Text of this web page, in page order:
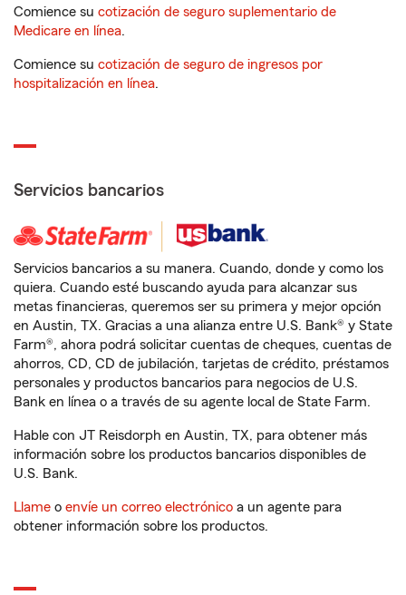
Comience su cotización de seguro suplementario de
Medicare en línea.
Comience su cotización de seguro de ingresos por
hospitalización en línea.
Servicios bancarios
Servicios bancarios a su manera. Cuando, donde y como los
quiera. Cuando esté buscando ayuda para alcanzar sus
metas financieras, queremos ser su primera y mejor opción
en Austin, TX. Gracias a una alianza entre U.S. Bank® y State
Farm®, ahora podrá solicitar cuentas de cheques, cuentas de
ahorros, CD, CD de jubilación, tarjetas de crédito, préstamos
personales y productos bancarios para negocios de U.S.
Bank en línea o a través de su agente local de State Farm.
Hable con JT Reisdorph en Austin, TX, para obtener más
información sobre los productos bancarios disponibles de
U.S. Bank.
Llame o envíe un correo electrónico a un agente para
obtener información sobre los productos.